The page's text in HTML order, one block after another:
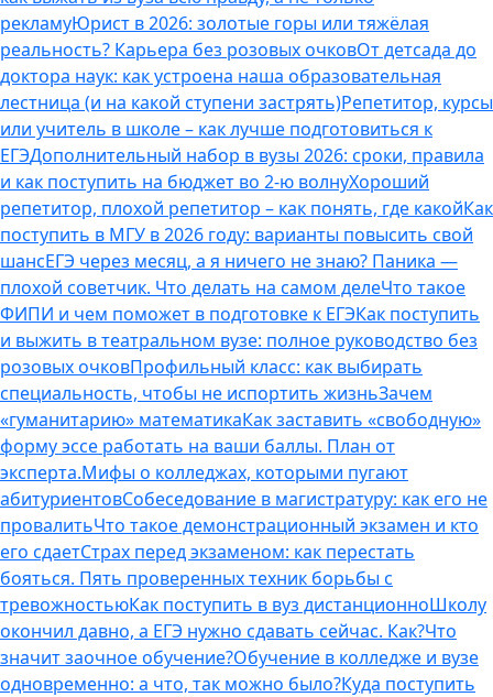
рекламуЮрист в 2026: золотые горы или тяжёлая
реальность? Карьера без розовых очковОт детсада до
доктора наук: как устроена наша образовательная
лестница (и на какой ступени застрять)Репетитор, курсы
или учитель в школе – как лучше подготовиться к
ЕГЭДополнительный набор в вузы 2026: сроки, правила
и как поступить на бюджет во 2‑ю волнуХороший
репетитор, плохой репетитор – как понять, где какойКак
поступить в МГУ в 2026 году: варианты повысить свой
шансЕГЭ через месяц, а я ничего не знаю? Паника —
плохой советчик. Что делать на самом делеЧто такое
ФИПИ и чем поможет в подготовке к ЕГЭКак поступить
и выжить в театральном вузе: полное руководство без
розовых очковПрофильный класс: как выбирать
специальность, чтобы не испортить жизньЗачем
«гуманитарию» математикаКак заставить «свободную»
форму эссе работать на ваши баллы. План от
эксперта.Мифы о колледжах, которыми пугают
абитуриентовСобеседование в магистратуру: как его не
провалитьЧто такое демонстрационный экзамен и кто
его сдаетСтрах перед экзаменом: как перестать
бояться. Пять проверенных техник борьбы с
тревожностьюКак поступить в вуз дистанционноШколу
окончил давно, а ЕГЭ нужно сдавать сейчас. Как?Что
значит заочное обучение?Обучение в колледже и вузе
одновременно: а что, так можно было?Куда поступить